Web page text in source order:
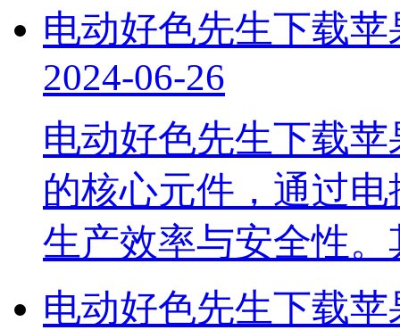
电动好色先生下载
2024-06-26
电动好色先生下载
的核心元件，通过电
生产效率与安全性
电动好色先生下载苹